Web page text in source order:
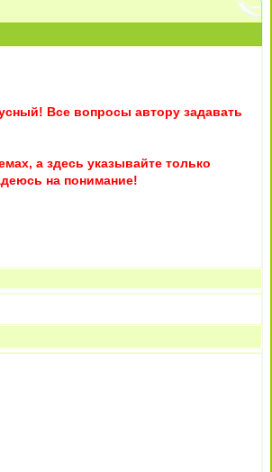
Все вопросы автору задавать
а здесь указывайте только
на понимание!